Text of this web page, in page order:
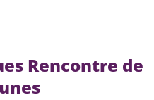
Rencontre de